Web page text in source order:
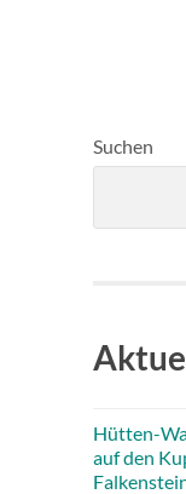
Suchen
Hütten-
auf den